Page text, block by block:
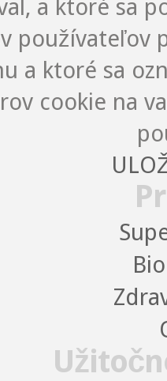
a ktoré sa
používateľov
a ktoré sa
cookie na